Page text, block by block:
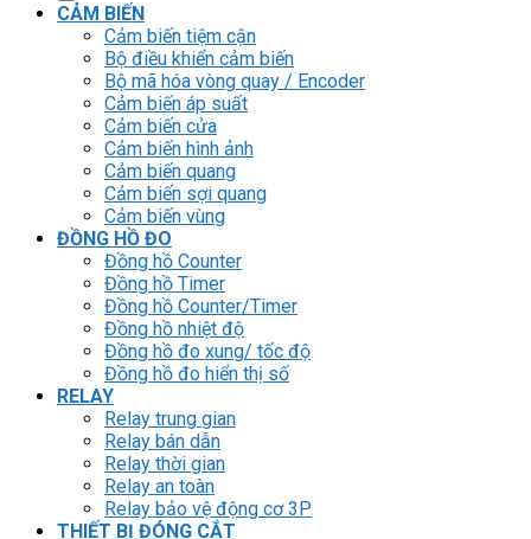
CẢM BIẾN
Cảm biến tiệm cận
Bộ điều khiển cảm biến
Bộ mã hóa vòng quay / Encoder
Cảm biến áp suất
Cảm biến cửa
Cảm biến hình ảnh
Cảm biến quang
Cảm biến sợi quang
Cảm biến vùng
ĐỒNG HỒ ĐO
Đồng hồ Counter
Đồng hồ Timer
Đồng hồ Counter/Timer
Đồng hồ nhiệt độ
Đồng hồ đo xung/ tốc độ
Đồng hồ đo hiển thị số
RELAY
Relay trung gian
Relay bán dẫn
Relay thời gian
Relay an toàn
Relay bảo vệ động cơ 3P
THIẾT BỊ ĐÓNG CẮT